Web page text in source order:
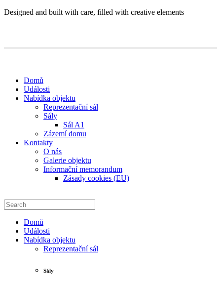
Designed and built with care, filled with creative elements
Domů
Události
Nabídka objektu
Reprezentační sál
Sály
Sál A1
Zázemí domu
Kontakty
O nás
Galerie objektu
Informační memorandum
Zásady cookies (EU)
Domů
Události
Nabídka objektu
Reprezentační sál
Sály